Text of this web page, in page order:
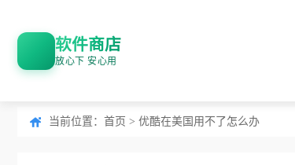
软件商店
放心下 安心用
当前位置： 首页 > 优酷在美国用不了怎么办